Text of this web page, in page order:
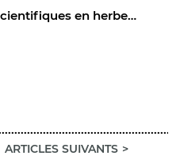
en herbe…
ARTICLES SUIVANTS